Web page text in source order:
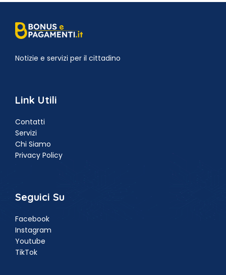
Notizie e servizi per il cittadino
Link Utili
Contatti
Servizi
Chi Siamo
Privacy Policy
Seguici Su
Facebook
Instagram
Youtube
TikTok